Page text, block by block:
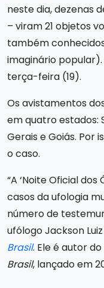
neste dia, dezenas
– viram 21 objetos
também
imaginário
terça-feira (19).
Os avistamentos
em quatro estados:
Gerais e Goiás. Por
o caso.
“A ‘Noite Oficial
casos da ufologia
número de
ufólogo Jackson
Brasil. Ele é autor
Brasil, lançado em